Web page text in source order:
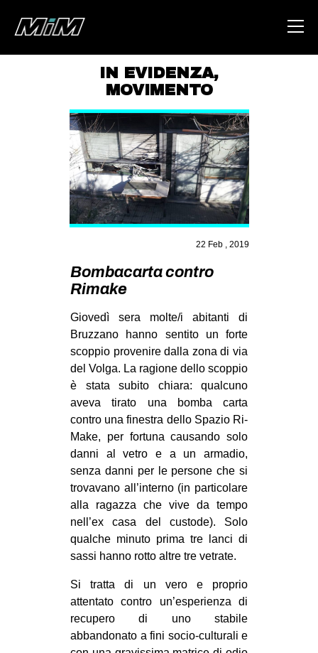
HOME
ABOUT
AREA
DEGENERAZIONE
GAZA FREESTYLE
CSOA LAMBRETTA
STUDENTI TSUNAMI
MOBILITAZIONI
SPAZI
SPORT POPOLARE
AMBIENTE
ANTIFASCISMO
DIRITTO ALL’ABITARE
GENERI
MIGRAZIONI
REPRESSIONE
STUDENTI
CULTURE
IN EVIDENZA,
MOVIMENTO
22 Feb , 2019
Bombacarta contro
Rimake
Giovedì sera molte/i abitanti di
Bruzzano hanno sentito un forte
scoppio provenire dalla zona di via
del Volga. La ragione dello scoppio
è stata subito chiara: qualcuno
aveva tirato una bomba carta
contro una finestra dello Spazio Ri-
Make, per fortuna causando solo
danni al vetro e a un armadio,
senza danni per le persone che si
trovavano all’interno (in particolare
alla ragazza che vive da tempo
nell’ex casa del custode). Solo
qualche minuto prima tre lanci di
sassi hanno rotto altre tre vetrate.
Si tratta di un vero e proprio
attentato contro un’esperienza di
recupero di uno stabile
abbandonato a fini socio-culturali e